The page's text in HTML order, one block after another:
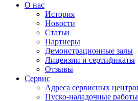
О нас
История
Новости
Статьи
Партнеры
Демонстрационные залы
Лицензии и сертификаты
Отзывы
Сервис
Адреса сервисных
Пуско-наладочные работы